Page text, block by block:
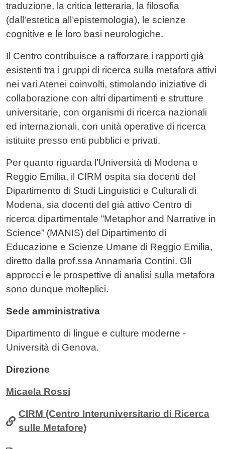
traduzione, la critica letteraria, la filosofia
(dall’estetica all’epistemologia), le scienze
cognitive e le loro basi neurologiche.
Il Centro contribuisce a rafforzare i rapporti già
esistenti tra i gruppi di ricerca sulla metafora attivi
nei vari Atenei coinvolti, stimolando iniziative di
collaborazione con altri dipartimenti e strutture
universitarie, con organismi di ricerca nazionali
ed internazionali, con unità operative di ricerca
istituite presso enti pubblici e privati.
Per quanto riguarda l’Università di Modena e
Reggio Emilia, il CIRM ospita sia docenti del
Dipartimento di Studi Linguistici e Culturali di
Modena, sia docenti del già attivo Centro di
ricerca dipartimentale “Metaphor and Narrative in
Science” (MANIS) del Dipartimento di
Educazione e Scienze Umane di Reggio Emilia,
diretto dalla prof.ssa Annamaria Contini. Gli
approcci e le prospettive di analisi sulla metafora
sono dunque molteplici.
Sede amministrativa
Dipartimento di lingue e culture moderne -
Università di Genova.
Direzione
Micaela Rossi
CIRM (Centro Interuniversitario di Ricerca
sulle Metafore)